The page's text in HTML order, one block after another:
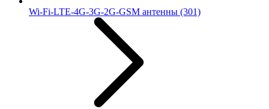
Wi-Fi-LTE-4G-3G-2G-GSM антенны (301)